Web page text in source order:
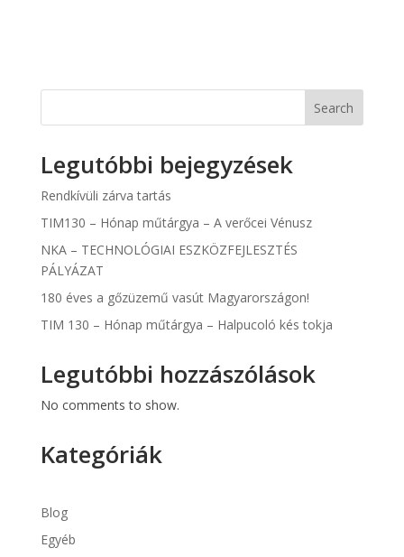
Search
Legutóbbi bejegyzések
Rendkívüli zárva tartás
TIM130 – Hónap műtárgya – A verőcei Vénusz
NKA – TECHNOLÓGIAI ESZKÖZFEJLESZTÉS
PÁLYÁZAT
180 éves a gőzüzemű vasút Magyarországon!
TIM 130 – Hónap műtárgya – Halpucoló kés tokja
Legutóbbi hozzászólások
No comments to show.
Kategóriák
Blog
Egyéb